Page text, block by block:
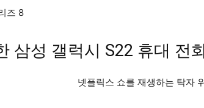
즈 8
삼성 갤럭시 S22 휴대 전